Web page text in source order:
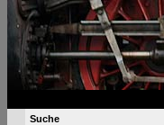
Suche